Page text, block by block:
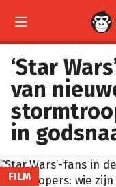

‘Star
van
in
FILM